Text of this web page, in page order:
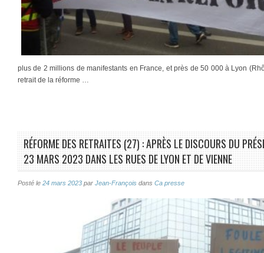
plus de 2 millions de manifestants en France, et près de 50 000 à Lyon
retrait de la réforme …
RÉFORME DES RETRAITES (27) : APRÈS LE DISCOURS DU
23 MARS 2023 DANS LES RUES DE LYON ET DE VIENNE
Posté le 24 mars 2023 par Jean-François dans Ca presse